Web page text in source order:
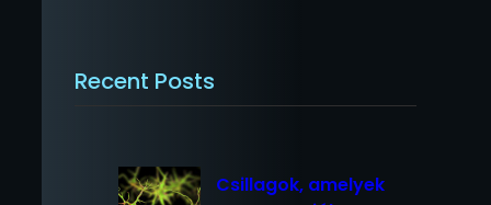
Recent Posts
Csillagok, amelyek